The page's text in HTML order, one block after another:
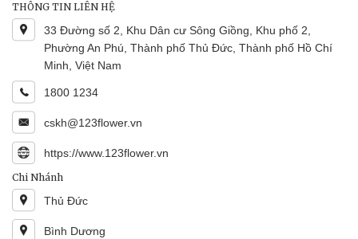
THÔNG TIN LIÊN HỆ
33 Đường số 2, Khu Dân cư Sông Giồng, Khu phố 2,
Phường An Phú, Thành phố Thủ Đức, Thành phố Hồ Chí
Minh, Việt Nam
1800 1234
cskh@123flower.vn
https://www.123flower.vn
Chi Nhánh
Thủ Đức
Bình Dương